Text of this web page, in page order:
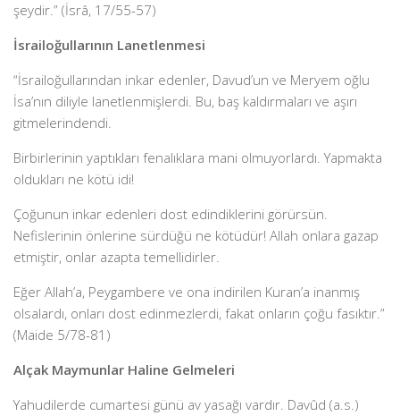
şeydir.” (İsrâ, 17/55-57)
İsrailoğullarının Lanetlenmesi
“İsrailoğullarından inkar edenler, Davud’un ve Meryem oğlu
İsa’nın diliyle lanetlenmişlerdi. Bu, baş kaldırmaları ve aşırı
gitmelerindendi.
Birbirlerinin yaptıkları fenalıklara mani olmuyorlardı. Yapmakta
oldukları ne kötü idi!
Çoğunun inkar edenleri dost edindiklerini görürsün.
Nefislerinin önlerine sürdüğü ne kötüdür! Allah onlara gazap
etmiştir, onlar azapta temellidirler.
Eğer Allah’a, Peygambere ve ona indirilen Kuran’a inanmış
olsalardı, onları dost edinmezlerdi, fakat onların çoğu fasıktır.”
(Maide 5/78-81)
Alçak Maymunlar Haline Gelmeleri
Yahudilerde cumartesi günü av yasağı vardır. Davûd (a.s.)